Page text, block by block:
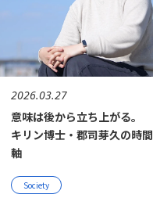
2026.03.27
意味は後から立ち上がる。
キリン博士・郡司芽久の時間
軸
Society